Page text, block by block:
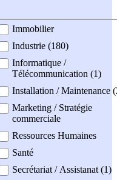
Immobilier
Industrie (180)
Informatique /
Télécommunication (1)
Installation / Maintenance
Marketing / Stratégie
commerciale
Ressources Humaines
Santé
Secrétariat / Assistanat (1)